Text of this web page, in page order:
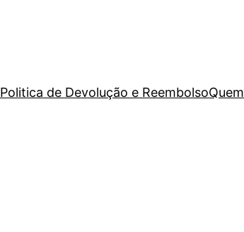
Politica de Devolução e ReembolsoQuem